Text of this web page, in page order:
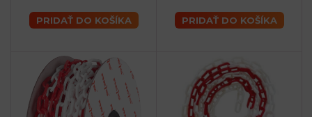
PRIDAŤ DO KOŠÍKA PRIDAŤ DO KOŠÍKA